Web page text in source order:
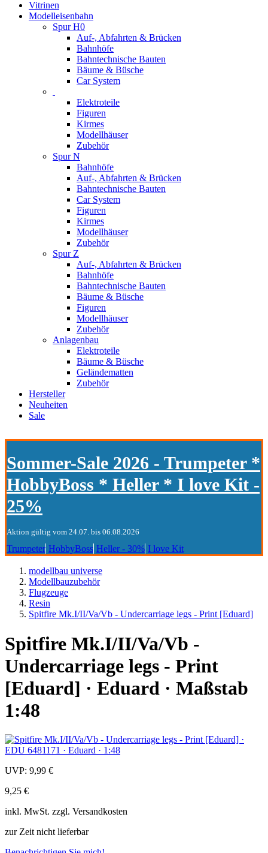
Vitrinen
Modelleisenbahn
Spur H0
Auf-, Abfahrten & Brücken
Bahnhöfe
Bahntechnische Bauten
Bäume & Büsche
Car System
Elektroteile
Figuren
Kirmes
Modellhäuser
Zubehör
Spur N
Bahnhöfe
Auf-, Abfahrten & Brücken
Bahntechnische Bauten
Car System
Figuren
Kirmes
Modellhäuser
Zubehör
Spur Z
Auf-, Abfahrten & Brücken
Bahnhöfe
Bahntechnische Bauten
Bäume & Büsche
Figuren
Modellhäuser
Zubehör
Anlagenbau
Elektroteile
Bäume & Büsche
Geländematten
Zubehör
Hersteller
Neuheiten
Sale
Sommer-Sale 2026 - Trumpeter *
HobbyBoss * Heller * I love Kit -
25%
Aktion gültig vom 24.07. bis 06.08.2026
Trumpeter HobbyBoss Heller - 30% I love Kit
modellbau universe
Modellbauzubehör
Flugzeuge
Resin
Spitfire Mk.I/II/Va/Vb - Undercarriage legs - Print [Eduard]
Spitfire Mk.I/II/Va/Vb -
Undercarriage legs - Print
[Eduard] · Eduard · Maßstab
1:48
UVP: 9,99 €
9,25 €
inkl. MwSt. zzgl. Versandkosten
zur Zeit nicht lieferbar